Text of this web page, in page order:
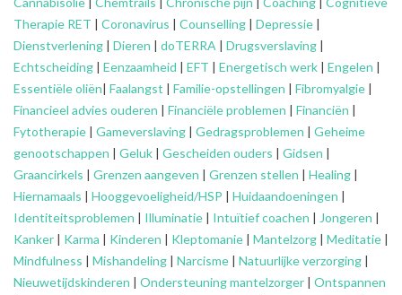
Therapie RET | Coronavirus | Counselling | Depressie |
Dienstverlening | Dieren | doTERRA | Drugsverslaving |
Echtscheiding | Eenzaamheid | EFT | Energetisch werk | Engelen |
Essentiële oliën| Faalangst | Familie-opstellingen | Fibromyalgie |
Financieel advies ouderen | Financiële problemen | Financiën |
Fytotherapie | Gameverslaving | Gedragsproblemen | Geheime
genootschappen | Geluk | Gescheiden ouders | Gidsen |
Graancirkels | Grenzen aangeven | Grenzen stellen | Healing |
Hiernamaals | Hooggevoeligheid/HSP | Huidaandoeningen |
Identiteitsproblemen | Illuminatie | Intuïtief coachen | Jongeren |
Kanker | Karma | Kinderen | Kleptomanie | Mantelzorg | Meditatie |
Mindfulness | Mishandeling | Narcisme | Natuurlijke verzorging |
Nieuwetijdskinderen | Ondersteuningmantelzorger | Ontspannen